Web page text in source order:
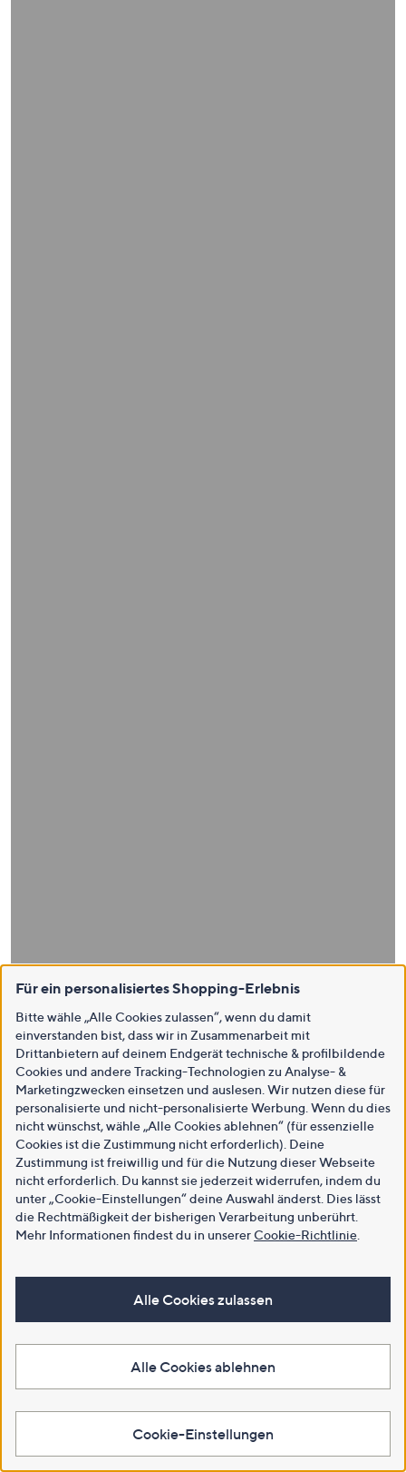
Für ein personalisiertes Shopping-Erlebnis
Bitte wähle „Alle Cookies zulassen“, wenn du damit
einverstanden bist, dass wir in Zusammenarbeit mit
Drittanbietern auf deinem Endgerät technische & profilbildende
Cookies und andere Tracking-Technologien zu Analyse- &
Marketingzwecken einsetzen und auslesen. Wir nutzen diese für
personalisierte und nicht-personalisierte Werbung. Wenn du dies
nicht wünschst, wähle „Alle Cookies ablehnen“ (für essenzielle
Cookies ist die Zustimmung nicht erforderlich). Deine
Zustimmung ist freiwillig und für die Nutzung dieser Webseite
nicht erforderlich. Du kannst sie jederzeit widerrufen, indem du
unter „Cookie-Einstellungen“ deine Auswahl änderst. Dies lässt
die Rechtmäßigkeit der bisherigen Verarbeitung unberührt.
Mehr Informationen findest du in unsererCookie-Richtlinie
Alle Cookies zulassen
Alle Cookies ablehnen
Cookie-Einstellungen